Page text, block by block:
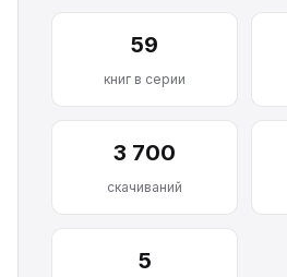
59
книг в серии
3 700
скачиваний
5